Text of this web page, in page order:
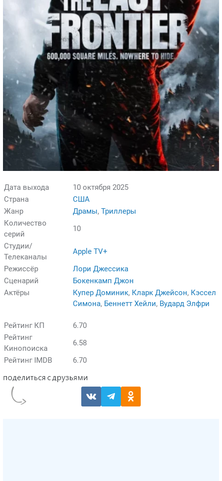
Дата выхода
10 октября 2025
Страна
США
Жанр
Драмы, Триллеры
Количество
серий
10
Студии/
Телеканалы
Apple TV+
Режиссёр
Лори Джессика
Сценарий
Бокенкамп Джон
Актёры
Купер Доминик, Кларк Джейсон, Кэссел
Симона, Беннетт Хейли, Вудард Элфри
Рейтинг КП
6.70
Рейтинг
Кинопоиска
6.58
Рейтинг IMDB
6.70